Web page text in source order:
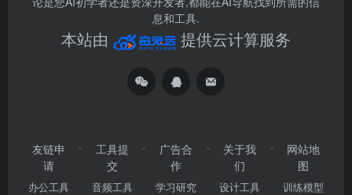
息和工具.
本站由 提供云计算服务
友链申
请
办公工具
工具提
交
音频工具
广告合
作
学习研究
关于我
们
设计工具
网站地
图
训练模型